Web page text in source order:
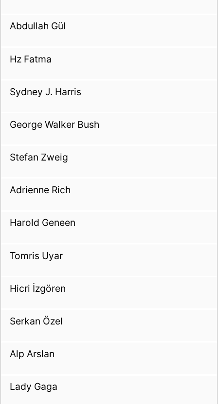
Abdullah Gül
Hz Fatma
Sydney J. Harris
George Walker Bush
Stefan Zweig
Adrienne Rich
Harold Geneen
Tomris Uyar
Hicri İzgören
Serkan Özel
Alp Arslan
Lady Gaga